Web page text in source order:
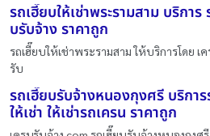
รถเฮี๊ยบให้เช่าพระรามสาม บริการ
บรับจ้าง ราคาถูก
รถเฮี๊ยบให้เช่าพระรามสาม ให้บริการโดย เ
รับ
รถเฮี๊ยบรับจ้างหนองกุงศรี บริการ
ให้เช่า ให้เช่ารถเครน ราคาถูก